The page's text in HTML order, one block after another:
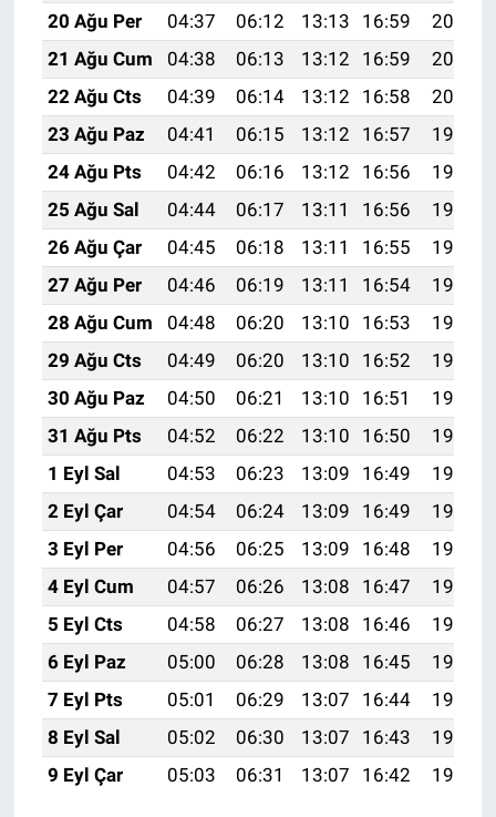
20 Ağu Per 04:37 06:12 13:13 16:59
20:04
21 Ağu Cum
04:38 06:13 13:12 16:59
20:02
22 Ağu Cts
04:39 06:14 13:12 16:58
20:01
23 Ağu Paz
04:41 06:15 13:12 16:57
19:59
24 Ağu Pts
04:42 06:16 13:12 16:56
19:58
25 Ağu Sal
04:44 06:17 13:11 16:56
19:56
26 Ağu Çar
04:45 06:18 13:11 16:55
19:55
27 Ağu Per
04:46 06:19 13:11 16:54
19:53
28 Ağu Cum
04:48 06:20 13:10 16:53
19:52
29 Ağu Cts
04:49 06:20 13:10 16:52
19:50
30 Ağu Paz
04:50 06:21 13:10 16:51
19:48
31 Ağu Pts
04:52 06:22 13:10 16:50
19:47
1 Eyl Sal
04:53 06:23 13:09 16:49
19:45
2 Eyl Çar
04:54 06:24 13:09 16:49
19:43
3 Eyl Per
04:56 06:25 13:09 16:48
19:42
4 Eyl Cum
04:57 06:26 13:08 16:47
19:40
5 Eyl Cts
04:58 06:27 13:08 16:46
19:39
6 Eyl Paz
05:00 06:28 13:08 16:45
19:37
7 Eyl Pts
05:01 06:29 13:07 16:44
19:35
8 Eyl Sal
05:02 06:30 13:07 16:43
19:34
9 Eyl Çar
05:03 06:31 13:07 16:42 19:32